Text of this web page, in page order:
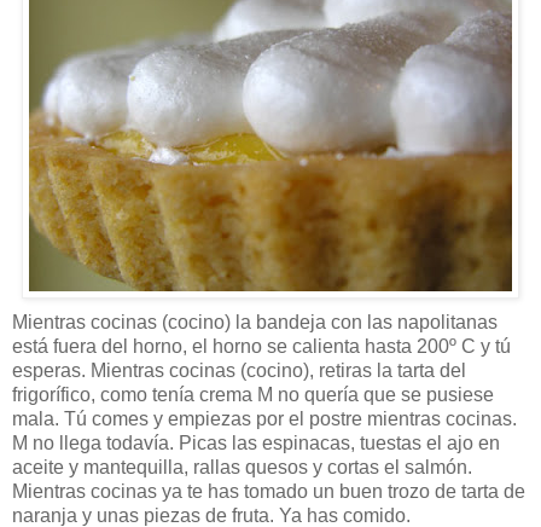
Mientras cocinas (cocino) la bandeja con las napolitanas
está fuera del horno, el horno se calienta hasta 200º C y tú
esperas. Mientras cocinas (cocino), retiras la tarta del
frigorífico, como tenía crema M no quería que se pusiese
mala. Tú comes y empiezas por el postre mientras cocinas.
M no llega todavía. Picas las espinacas, tuestas el ajo en
aceite y mantequilla, rallas quesos y cortas el salmón.
Mientras cocinas ya te has tomado un buen trozo de tarta de
naranja y unas piezas de fruta. Ya has comido.